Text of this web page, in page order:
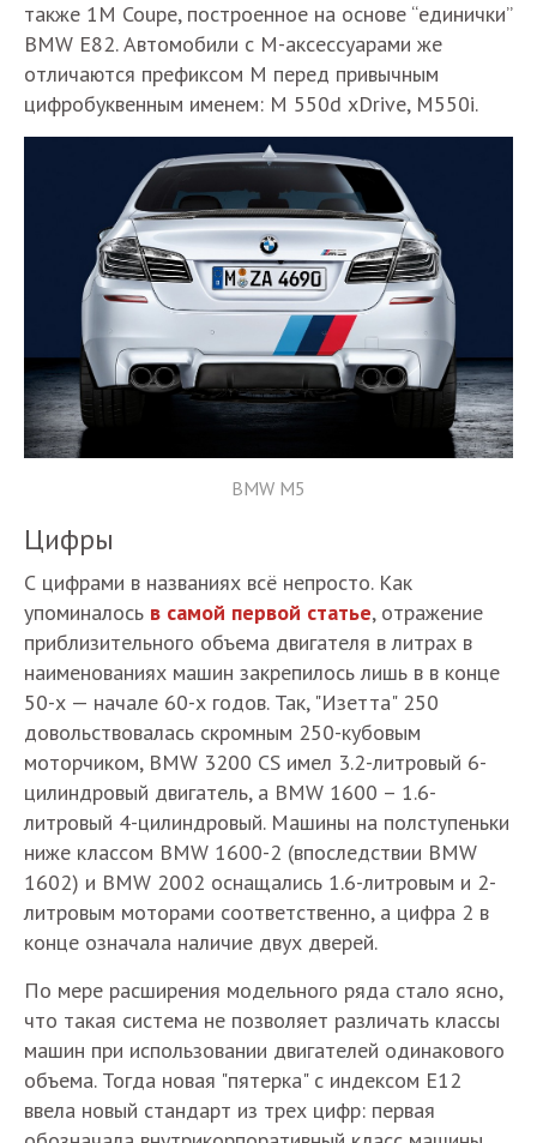
также 1M Coupe, построенное на основе “единички”
BMW E82. Автомобили с М-аксессуарами же
отличаются префиксом М перед привычным
цифробуквенным именем: M 550d xDrive, M550i.
BMW M5​
Цифры
С цифрами в названиях всё непросто. Как
упоминалось в самой первой статье, отражение
приблизительного объема двигателя в литрах в
наименованиях машин закрепилось лишь в в конце
50-х — начале 60-х годов. Так, "Изетта" 250
довольствовалась скромным 250-кубовым
моторчиком, BMW 3200 CS имел 3.2-литровый 6-
цилиндровый двигатель, а BMW 1600 – 1.6-
литровый 4-цилиндровый. Машины на полступеньки
ниже классом BMW 1600-2 (впоследствии BMW
1602) и BMW 2002 оснащались 1.6-литровым и 2-
литровым моторами соответственно, а цифра 2 в
конце означала наличие двух дверей.
По мере расширения модельного ряда стало ясно,
что такая система не позволяет различать классы
машин при использовании двигателей одинакового
объема. Тогда новая "пятерка" с индексом E12
ввела новый стандарт из трех цифр: первая